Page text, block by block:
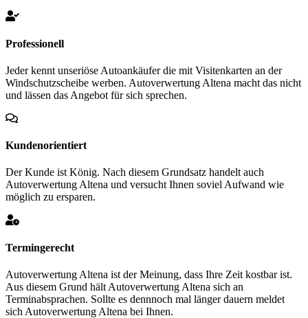
Professionell
Jeder kennt unseriöse Autoankäufer die mit Visitenkarten an der
Windschutzscheibe werben. Autoverwertung Altena macht das nicht
und lässen das Angebot für sich sprechen.
Kundenorientiert
Der Kunde ist König. Nach diesem Grundsatz handelt auch
Autoverwertung Altena und versucht Ihnen soviel Aufwand wie
möglich zu ersparen.
Termingerecht
Autoverwertung Altena ist der Meinung, dass Ihre Zeit kostbar ist.
Aus diesem Grund hält Autoverwertung Altena sich an
Terminabsprachen. Sollte es dennnoch mal länger dauern meldet
sich Autoverwertung Altena bei Ihnen.